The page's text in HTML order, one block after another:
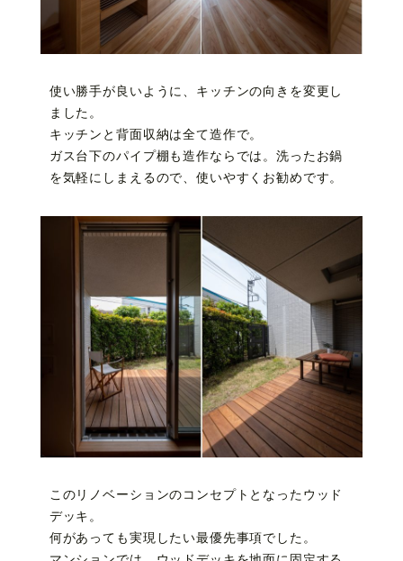
使い勝手が良いように、キッチンの向きを変更し
ました。
キッチンと背面収納は全て造作で。
ガス台下のパイプ棚も造作ならでは。洗ったお鍋
を気軽にしまえるので、使いやすくお勧めです。
このリノベーションのコンセプトとなったウッド
デッキ。
何があっても実現したい最優先事項でした。